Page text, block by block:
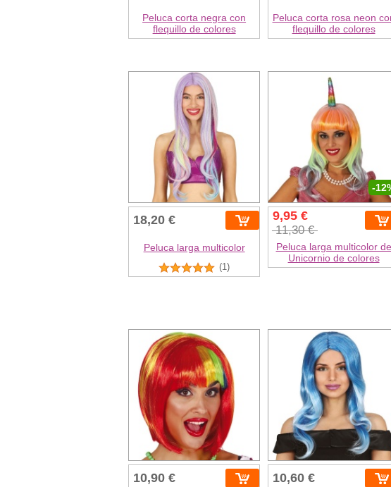
Peluca corta negra con
flequillo de colores
Peluca corta rosa neon
flequillo de colores
18,20 €
Peluca larga multicolor
(1)
-
9,95 €
11,30 €
Peluca larga multicolor de
Unicornio de colores
10,90 € 10,60 €